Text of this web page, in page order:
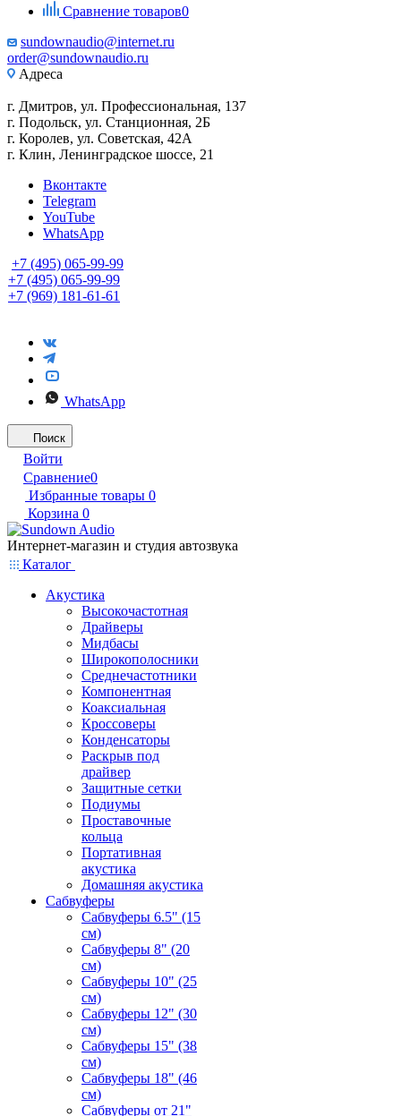
Сравнение товаров0
sundownaudio@internet.ru
order@sundownaudio.ru
Адреса
г. Дмитров, ул. Профессиональная, 137
г. Подольск, ул. Станционная, 2Б
г. Королев, ул. Советская, 42А
г. Клин, Ленинградское шоссе, 21
Вконтакте
Telegram
YouTube
WhatsApp
+7 (495) 065-99-99
+7 (495) 065-99-99
+7 (969) 181-61-61
WhatsApp
Поиск
Войти
Сравнение0
Избранные товары 0
Корзина 0
Интернет-магазин и студия автозвука
Каталог
Акустика
Высокочастотная
Драйверы
Мидбасы
Широкополосники
Среднечастотники
Компонентная
Коаксиальная
Кроссоверы
Конденсаторы
Раскрыв под
драйвер
Защитные сетки
Подиумы
Проставочные
кольца
Портативная
акустика
Домашняя акустика
Сабвуферы
Сабвуферы 6.5" (15
см)
Сабвуферы 8" (20
см)
Сабвуферы 10" (25
см)
Сабвуферы 12" (30
см)
Сабвуферы 15" (38
см)
Сабвуферы 18" (46
см)
Сабвуферы от 21"